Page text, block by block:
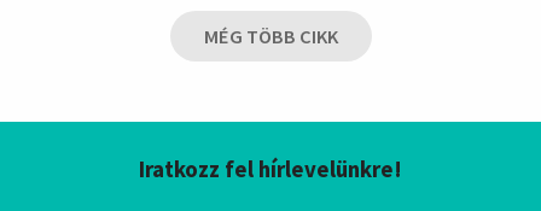
MÉG TÖBB CIKK
Iratkozz fel hírlevelünkre!